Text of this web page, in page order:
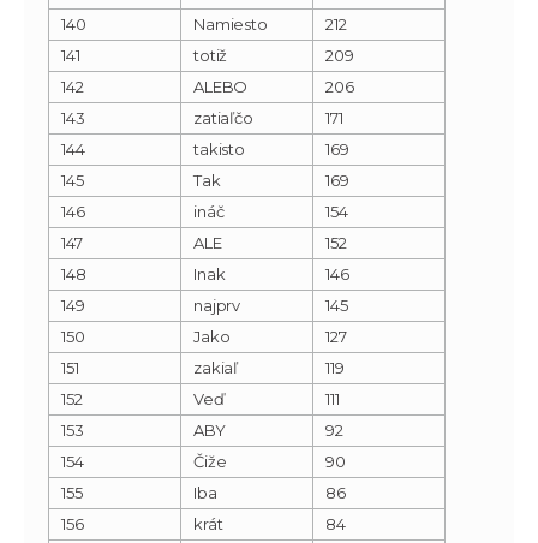
140
Namiesto
212
141
totiž
209
142
ALEBO
206
143
zatiaľčo
171
144
takisto
169
145
Tak
169
146
ináč
154
147
ALE
152
148
Inak
146
149
najprv
145
150
Jako
127
151
zakiaľ
119
152
Veď
111
153
ABY
92
154
Čiže
90
155
Iba
86
156
krát
84